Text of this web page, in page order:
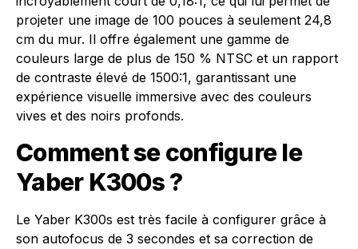
projeter une image de 100 pouces à seulement 24,8
cm du mur. Il offre également une gamme de
couleurs large de plus de 150 % NTSC et un rapport
de contraste élevé de 1500:1, garantissant une
expérience visuelle immersive avec des couleurs
vives et des noirs profonds.
Comment se configure le
Yaber K300s ?
Le Yaber K300s est très facile à configurer grâce à
son autofocus de 3 secondes et sa correction de